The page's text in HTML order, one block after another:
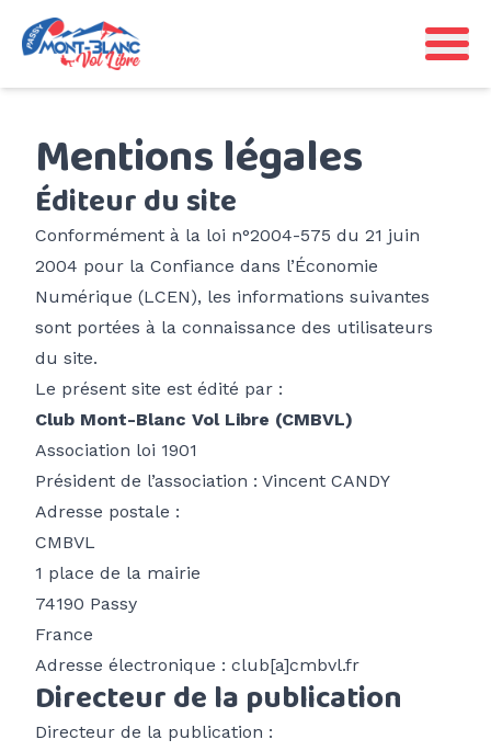
Déco de Plaine-Joux
Déco rando de Varan
Déco rando de Barmerousse
Déco rando de Frioland
Déco rando de Pormenaz
Déco rando de Platé
Atterro de Chedde
Atterro de Marlioz
Atterro du lac de Passy
INFO PRATIQUES
Météo & Aérologie
Faune & espaces protégés
Ligne de bus Y85
Agenda CMBVL
Biplace club
Sécurité
ÉVÉNEMENTS
Fly In Fiz
CarnaVol
Entre Ciel et Toiles
LE CLUB
Adhésion
Contacte-nous
Vie associative
Histoire du club
PASSY'VITE
Mentions légales
Éditeur du site
Conformément à la loi n°2004-575 du 21 juin
2004 pour la Confiance dans l’Économie
Numérique (LCEN), les informations suivantes
sont portées à la connaissance des utilisateurs
du site.
Le présent site est édité par :
Club Mont-Blanc Vol Libre (CMBVL)
Association loi 1901
Président de l’association : Vincent CANDY
Adresse postale :
CMBVL
1 place de la mairie
74190 Passy
France
Adresse électronique : club[a]cmbvl.fr
Directeur de la publication
Directeur de la publication :